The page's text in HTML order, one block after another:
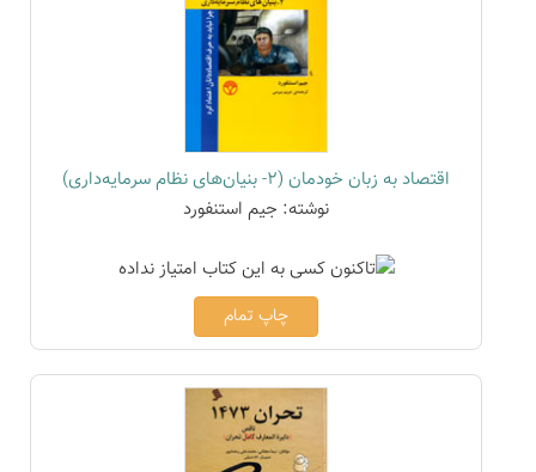
اقتصاد به زبان خودمان (2- بنیان‌های نظام سرمایه‌داری)
نوشته: جیم استنفورد
چاپ تمام